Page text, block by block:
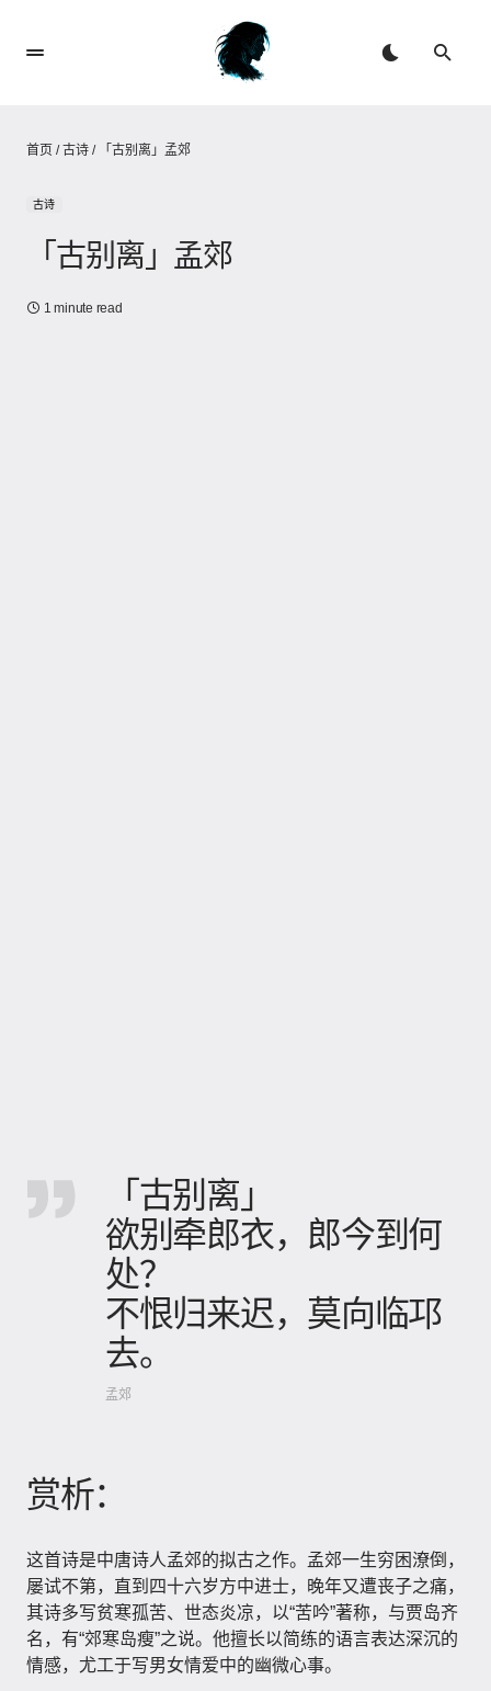
首页 /古诗 / 「古别离」孟郊
古诗
「古别离」孟郊
1 minute read
「古别离」
欲别牵郎衣，郎今到何
处？
不恨归来迟，莫向临邛
去。
孟郊
赏析：
这首诗是中唐诗人孟郊的拟古之作。孟郊一生穷困潦倒，
屡试不第，直到四十六岁方中进士，晚年又遭丧子之痛，
其诗多写贫寒孤苦、世态炎凉，以“苦吟”著称，与贾岛齐
名，有“郊寒岛瘦”之说。他擅长以简练的语言表达深沉的
情感，尤工于写男女情爱中的幽微心事。